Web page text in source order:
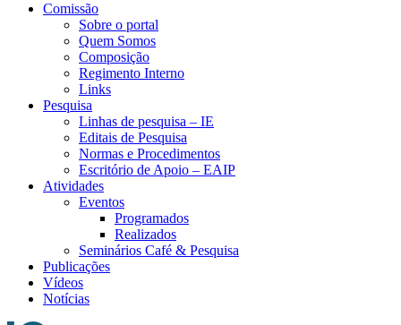
Comissão
Sobre o portal
Quem Somos
Composição
Regimento Interno
Links
Pesquisa
Linhas de pesquisa – IE
Editais de Pesquisa
Normas e Procedimentos
Escritório de Apoio – EAIP
Atividades
Eventos
Programados
Realizados
Seminários Café & Pesquisa
Publicações
Vídeos
Notícias